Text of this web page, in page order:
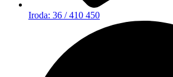
Iroda: 36 / 410 450